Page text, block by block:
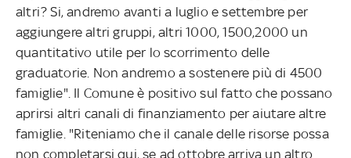
altri? Si, andremo avanti a luglio e settembre per
aggiungere altri gruppi, altri 1000, 1500,2000 un
quantitativo utile per lo scorrimento delle
graduatorie. Non andremo a sostenere più di 4500
famiglie". Il Comune è positivo sul fatto che possano
aprirsi altri canali di finanziamento per aiutare altre
famiglie. "Riteniamo che il canale delle risorse possa
non completarsi qui, se ad ottobre arriva un altro